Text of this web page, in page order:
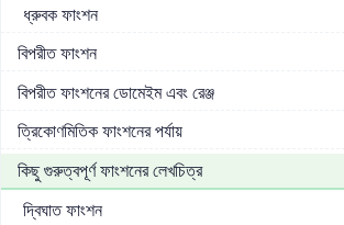
ধ্রুবক ফাংশন
বিপরীত ফাংশন
বিপরীত ফাংশনের ডোমেইম এবং রেঞ্জ
ত্রিকোণমিতিক ফাংশনের পর্যায়
কিছু গুরুত্বপূর্ণ ফাংশনের লেখচিত্র
দ্বিঘাত ফাংশন